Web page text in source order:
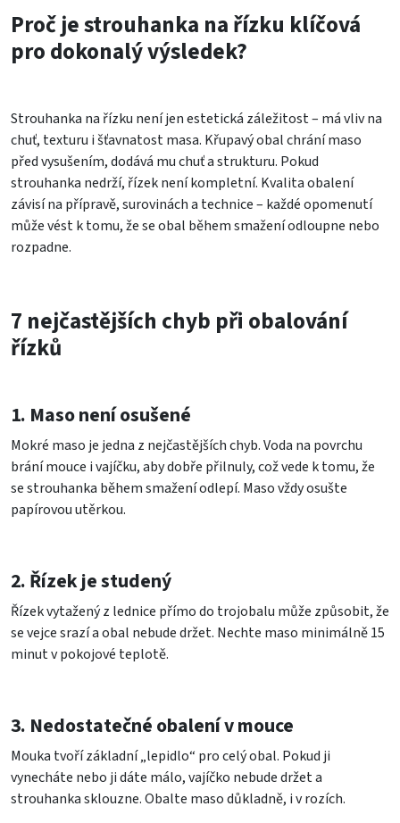
Proč je strouhanka na řízku klíčová
pro dokonalý výsledek?
Strouhanka na řízku není jen estetická záležitost – má vliv na
chuť, texturu i šťavnatost masa. Křupavý obal chrání maso
před vysušením, dodává mu chuť a strukturu. Pokud
strouhanka nedrží, řízek není kompletní. Kvalita obalení
závisí na přípravě, surovinách a technice – každé opomenutí
může vést k tomu, že se obal během smažení odloupne nebo
rozpadne.
7 nejčastějších chyb při obalování
řízků
1. Maso není osušené
Mokré maso je jedna z nejčastějších chyb. Voda na povrchu
brání mouce i vajíčku, aby dobře přilnuly, což vede k tomu, že
se strouhanka během smažení odlepí. Maso vždy osušte
papírovou utěrkou.
2. Řízek je studený
Řízek vytažený z lednice přímo do trojobalu může způsobit, že
se vejce srazí a obal nebude držet. Nechte maso minimálně 15
minut v pokojové teplotě.
3. Nedostatečné obalení v mouce
Mouka tvoří základní „lepidlo“ pro celý obal. Pokud ji
vynecháte nebo ji dáte málo, vajíčko nebude držet a
strouhanka sklouzne. Obalte maso důkladně, i v rozích.